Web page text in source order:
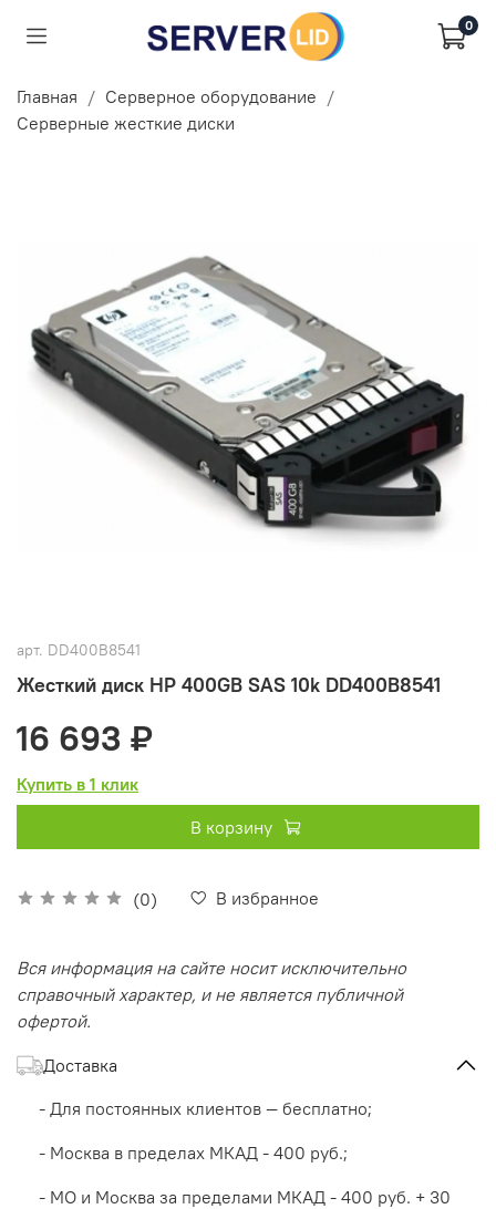
0
Главная
Серверное оборудование
Серверные жесткие диски
арт. DD400B8541
Жесткий диск HP 400GB SAS 10k DD400B8541
(0) В избранное
16 693 ₽
Купить в 1 клик
В корзину
Вся информация на сайте носит исключительно
справочный характер, и не является публичной
офертой.
Доставка
- Для постоянных клиентов — бесплатно;
- Москва в пределах МКАД - 400 руб.;
- МО и Москва за пределами МКАД - 400 руб. + 30